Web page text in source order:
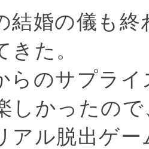
結婚の儀も終
た。
らのサプラ
しかったの
アル脱出ゲ